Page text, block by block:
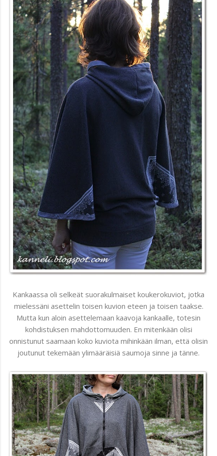
Kankaassa oli selkeät suorakulmaiset koukerokuviot, jotka
mielessäni asettelin toisen kuvion eteen ja toisen taakse.
Mutta kun aloin asettelemaan kaavoja kankaalle, totesin
kohdistuksen mahdottomuuden. En mitenkään olisi
onnistunut saamaan koko kuviota mihinkään ilman, että olisin
joutunut tekemään ylimääräisiä saumoja sinne ja tänne.